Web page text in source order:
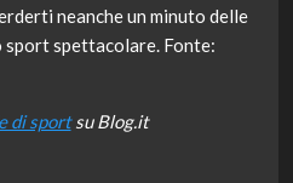
neanche un minuto delle
spettacolare. Fonte:
di sportsu Blog.it